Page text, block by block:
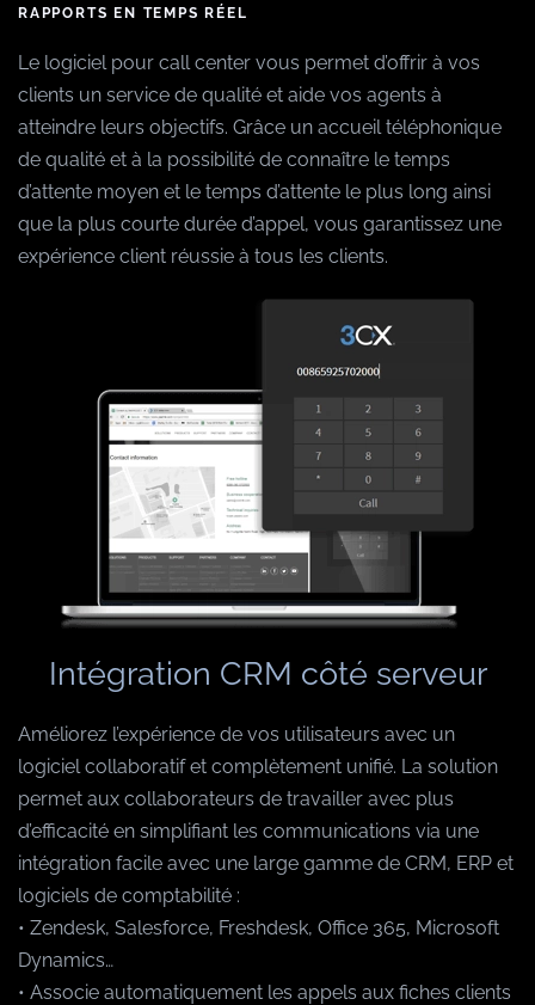
RAPPORTS EN TEMPS RÉEL
Le logiciel pour call center vous permet d’offrir à vos
clients un service de qualité et aide vos agents à
atteindre leurs objectifs. Grâce un accueil téléphonique
de qualité et à la possibilité de connaître le temps
d’attente moyen et le temps d’attente le plus long ainsi
que la plus courte durée d’appel, vous garantissez une
expérience client réussie à tous les clients.
Intégration CRM côté serveur
Améliorez l’expérience de vos utilisateurs avec un
logiciel collaboratif et complètement unifié. La solution
permet aux collaborateurs de travailler avec plus
d’efficacité en simplifiant les communications via une
intégration facile avec une large gamme de CRM, ERP et
logiciels de comptabilité :
• Zendesk, Salesforce, Freshdesk, Office 365, Microsoft
Dynamics…
• Associe automatiquement les appels aux fiches clients